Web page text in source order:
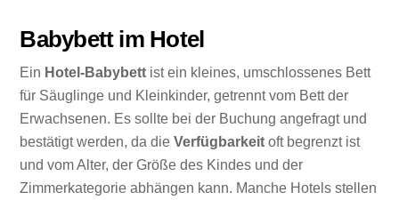
Babybett im Hotel
Ein Hotel-Babybett ist ein kleines, umschlossenes Bett
für Säuglinge und Kleinkinder, getrennt vom Bett der
Erwachsenen. Es sollte bei der Buchung angefragt und
bestätigt werden, da dieVerfügbarkeit oft begrenzt ist
und vom Alter, der Größe des Kindes und der
Zimmerkategorie abhängen kann. Manche Hotels stellen